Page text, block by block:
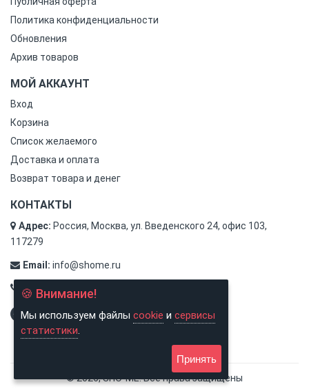
🍪 Внимание!
Мы используем файлы cookie и сервисы
статистики.
Принять
Политика конфиденциальности
Обновления
Архив товаров
МОЙ АККАУНТ
Вход
Корзина
Список желаемого
Доставка и оплата
Возврат товара и денег
КОНТАКТЫ
Адрес: Россия, Москва, ул. Введенского 24, офис 103,
117279
Email: info@shome.ru
Тел.: 8 (800) 500-31-78
© 2026, SHO-ME. Все права защищены